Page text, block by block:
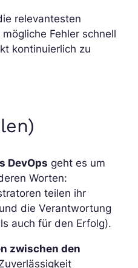
relevantesten
Fehler schnell
kontinuierlich zu
DevOps geht es um
Worten:
teilen ihr
die Verantwortung
auch für den Erfolg).
zwischen den